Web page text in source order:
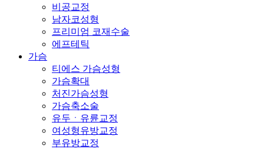
비공교정
남자코성형
프리미엄 코재수술
에프테틱
가슴
티에스 가슴성형
가슴확대
처진가슴성형
가슴축소술
유두ㆍ유륜교정
여성형유방교정
부유방교정